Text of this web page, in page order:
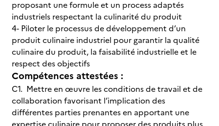
proposant une formule et un process adaptés
industriels respectant la culinarité du produit
4- Piloter le processus de développement d’un
produit culinaire industriel pour garantir la qualité
culinaire du produit, la faisabilité industrielle et le
respect des objectifs
Compétences attestées :
C1. Mettre en œuvre les conditions de travail et de
collaboration favorisant l’implication des
différentes parties prenantes en apportant une